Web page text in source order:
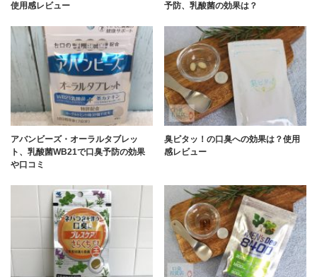
使用感レビュー
予防、乳酸菌の効果は？
アバンビーズ・オーラルタブレッ
ト、乳酸菌WB21で口臭予防の効果
や口コミ
臭ピタッ！の口臭への効果は？使用
感レビュー